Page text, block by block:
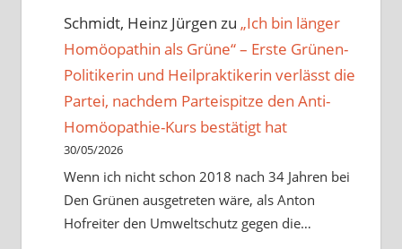
Schmidt, Heinz Jürgen zu „Ich bin länger
Homöopathin als Grüne“ – Erste Grünen-
Politikerin und Heilpraktikerin verlässt die
Partei, nachdem Parteispitze den Anti-
Homöopathie-Kurs bestätigt hat
30/05/2026
Wenn ich nicht schon 2018 nach 34 Jahren bei
Den Grünen ausgetreten wäre, als Anton
Hofreiter den Umweltschutz gegen die…